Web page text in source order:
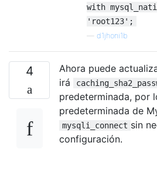
with
'root123';
d1jhoni1b
4
Ahora puede
irá
predeterminada, por
predeterminada de
mysqli_connect sin
configuración.